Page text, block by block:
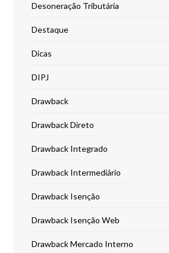
Desoneração Tributária
Destaque
Dicas
DIPJ
Drawback
Drawback Direto
Drawback Integrado
Drawback Intermediário
Drawback Isenção
Drawback Isenção Web
Drawback Mercado Interno